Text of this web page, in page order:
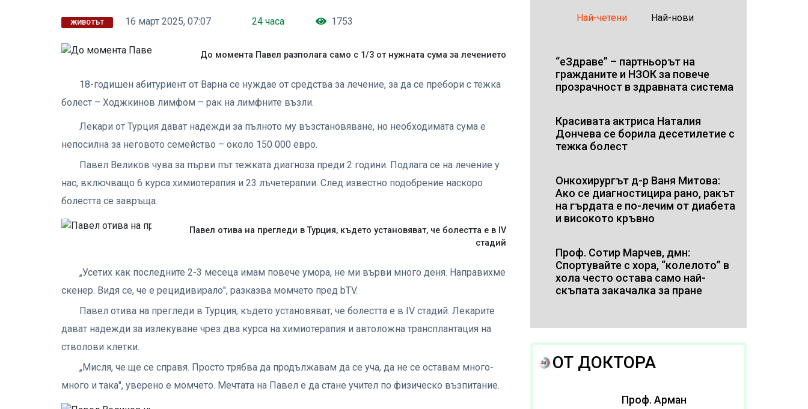
ЖИВОТЪТ 16 март 2025, 07:07 24 часа 1753
До момента Павел разполага само с 1/3 от нужната сума за лечението
18-годишен абитуриент от Варна се нуждае от средства за лечение, за да се пребори с тежка
болест – Ходжкинов лимфом – рак на лимфните възли.
Лекари от Турция дават надежди за пълното му възстановяване, но необходимата сума е
непосилна за неговото семейство – около 150 000 евро.
Павел Великов чува за първи път тежката диагноза преди 2 години. Подлага се на лечение у
нас, включващо 6 курса химиотерапия и 23 лъчетерапии. След известно подобрение наскоро
болестта се завръща.
Павел отива на прегледи в Турция, където установяват, че болестта е в IV
стадий
„Усетих как последните 2-3 месеца имам повече умора, не ми върви много деня. Направихме
скенер. Видя се, че е рецидивирало", разказва момчето пред bTV.
Павел отива на прегледи в Турция, където установяват, че болестта е в IV стадий. Лекарите
дават надежди за излекуване чрез два курса на химиотерапия и автоложна трансплантация на
стволови клетки.
„Мисля, че ще се справя. Просто трябва да продължавам да се уча, да не се оставам много-
много и така", уверено е момчето. Мечтата на Павел е да стане учител по физическо възпитание.
Най-четени Най-нови
“еЗдраве” – партньорът на
гражданите и НЗОК за повече
прозрачност в здравната система
Красивата актриса Наталия
Дончева се борила десетилетие с
тежка болест
Онкохирургът д-р Ваня Митова:
Ако се диагностицира рано, ракът
на гърдата е по-лечим от диабета
и високото кръвно
Проф. Сотир Марчев, дмн:
Спортувайте с хора, “колелото” в
хола често остава само най-
скъпата закачалка за пране
ОТ ДОКТОРА
Проф. Арман